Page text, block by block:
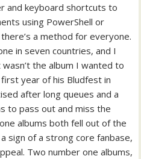
and keyboard shortcuts to
using PowerShell or
a method for everyone.
in seven countries, and I
the album I wanted to
first year of his Bludfest in
after long queues and a
to pass out and miss the
albums both fell out of the
sign of a strong core fanbase,
Two number one albums,